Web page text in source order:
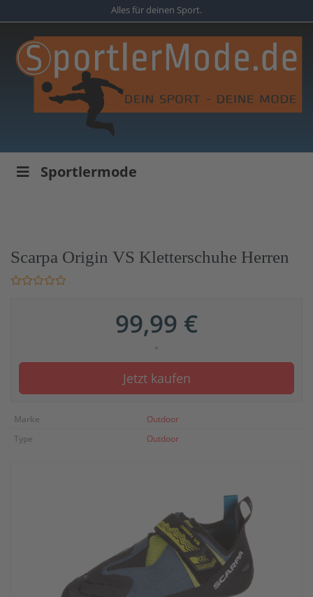
to
content
Alles für deinen Sport.
Sportlermode
Scarpa Origin VS Kletterschuhe Herren
99,99 €
*
Jetzt kaufen
Marke
Outdoor
Type
Outdoor